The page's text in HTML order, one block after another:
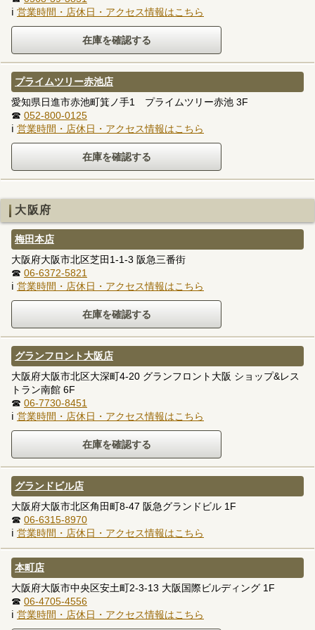
ℹ 営業時間・店休日・アクセス情報はこちら
プライムツリー赤池店
愛知県日進市赤池町箕ノ手1 プライムツリー赤池 3F
☎ 052-800-0125
ℹ 営業時間・店休日・アクセス情報はこちら
大阪府
梅田本店
大阪府大阪市北区芝田1-1-3 阪急三番街
☎ 06-6372-5821
ℹ 営業時間・店休日・アクセス情報はこちら
グランフロント大阪店
大阪府大阪市北区大深町4-20 グランフロント大阪 ショップ&レス
トラン南館 6F
☎ 06-7730-8451
ℹ 営業時間・店休日・アクセス情報はこちら
グランドビル店
大阪府大阪市北区角田町8-47 阪急グランドビル 1F
☎ 06-6315-8970
ℹ 営業時間・店休日・アクセス情報はこちら
本町店
大阪府大阪市中央区安土町2-3-13 大阪国際ビルディング 1F
☎ 06-4705-4556
ℹ 営業時間・店休日・アクセス情報はこちら